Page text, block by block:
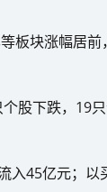
板块涨幅居
股下跌，19
入45亿元；